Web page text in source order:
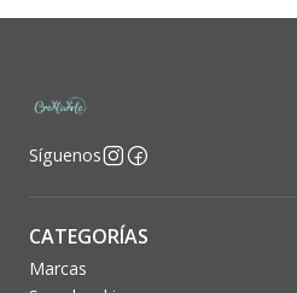
Síguenos
CATEGORÍAS
Marcas